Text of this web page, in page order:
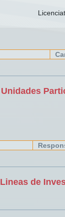
Unidades
Lineas de